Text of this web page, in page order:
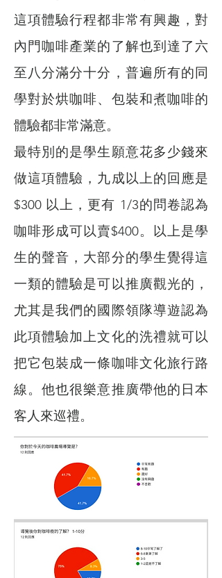
這項體驗行程都非常有興趣，對
內門咖啡產業的了解也到達了六
至八分滿分十分，普遍所有的同
學對於烘咖啡、包裝和煮咖啡的
體驗都非常滿意。
最特別的是學生願意花多少錢來
做這項體驗，九成以上的回應是
$300 以上，更有 1/3的問卷認為
咖啡形成可以賣$400。以上是學
生的聲音，大部分的學生覺得這
一類的體驗是可以推廣觀光的，
尤其是我們的國際領隊導遊認為
此項體驗加上文化的洗禮就可以
把它包裝成一條咖啡文化旅行路
線。他也很樂意推廣帶他的日本
客人來巡禮。